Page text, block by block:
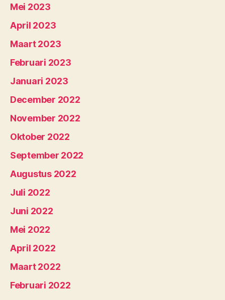
Mei 2023
April 2023
Maart 2023
Februari 2023
Januari 2023
December 2022
November 2022
Oktober 2022
September 2022
Augustus 2022
Juli 2022
Juni 2022
Mei 2022
April 2022
Maart 2022
Februari 2022